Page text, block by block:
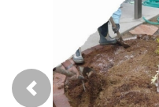
前へ